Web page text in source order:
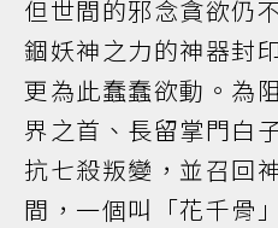
但世間的邪念貪欲仍
錮妖神之力的神器封
更為此蠢蠢欲動。為
界之首、長留掌門白
抗七殺叛變，並召回
間，一個叫「花千骨